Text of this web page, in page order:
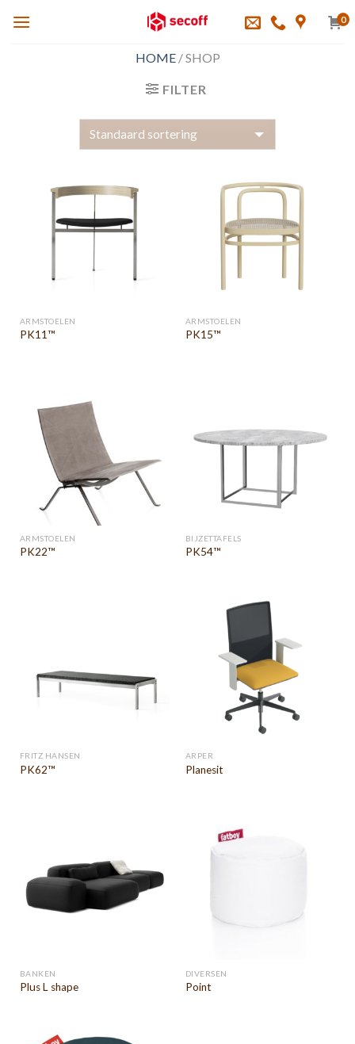
0
HOME/SHOP
FILTER
ARMSTOELEN
PK11™
ARMSTOELEN
PK15™
ARMSTOELEN
PK22™
BIJZETTAFELS
PK54™
FRITZ HANSEN
PK62™
ARPER
Planesit
BANKEN
Plus L shape
DIVERSEN
Point